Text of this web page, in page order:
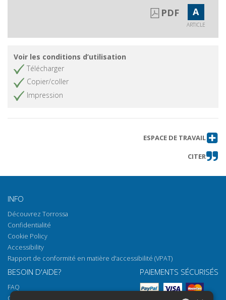
PDF A
ARTICLE
Voir les conditions d’utilisation
Télécharger
Copier/coller
Impression
ESPACE DE TRAVAIL
CITER
INFO
Découvrez Torrossa
Confidentialité
Cookie Policy
Accessibility
Rapport de conformité en matière d'accessibilité (VPAT)
BESOIN D'AIDE?
FAQ
Comment ouvrir nos documents
PAIEMENTS SÉCURISÉS